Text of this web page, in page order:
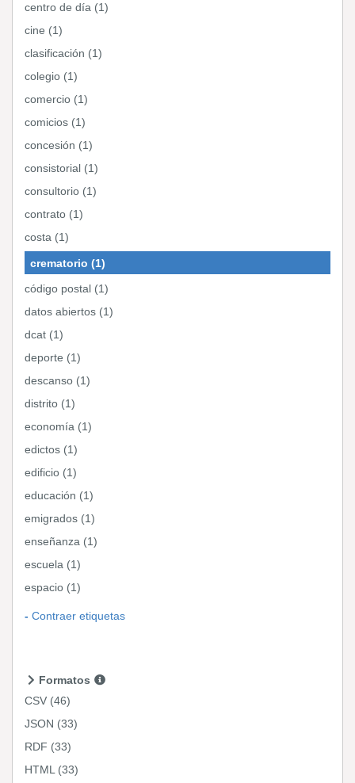
centro de día (1)
cine (1)
clasificación (1)
colegio (1)
comercio (1)
comicios (1)
concesión (1)
consistorial (1)
consultorio (1)
contrato (1)
costa (1)
crematorio (1)
código postal (1)
datos abiertos (1)
dcat (1)
deporte (1)
descanso (1)
distrito (1)
economía (1)
edictos (1)
edificio (1)
educación (1)
emigrados (1)
enseñanza (1)
escuela (1)
espacio (1)
Contraer etiquetas
Formatos
CSV (46)
JSON (33)
RDF (33)
HTML (33)